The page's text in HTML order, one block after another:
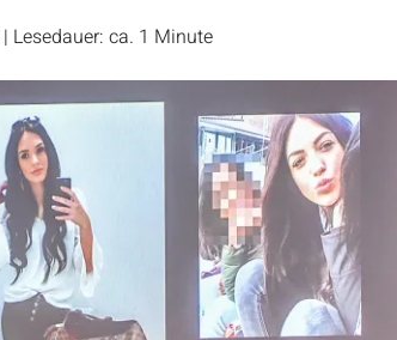
| Lesedauer: ca. 1 Minute